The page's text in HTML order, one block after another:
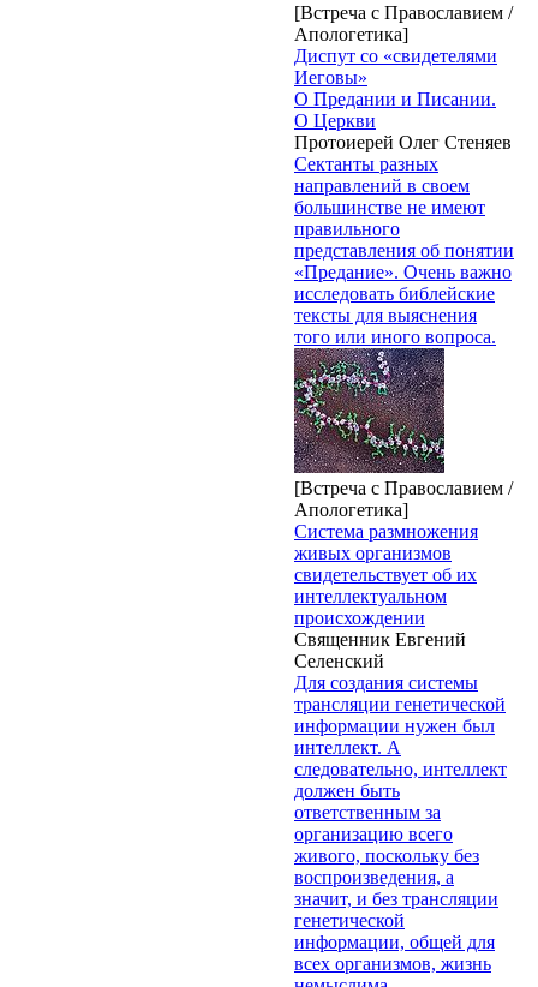
[Встреча с Православием /
Апологетика]
Диспут со «свидетелями
Иеговы»
О Предании и Писании.
О Церкви
Протоиерей Олег Стеняев
Сектанты разных
направлений в своем
большинстве не имеют
правильного
представления об понятии
«Предание». Очень важно
исследовать библейские
тексты для выяснения
того или иного вопроса.
[Встреча с Православием /
Апологетика]
Система размножения
живых организмов
свидетельствует об их
интеллектуальном
происхождении
Священник Евгений
Селенский
Для создания системы
трансляции генетической
информации нужен был
интеллект. А
следовательно, интеллект
должен быть
ответственным за
организацию всего
живого, поскольку без
воспроизведения, а
значит, и без трансляции
генетической
информации, общей для
всех организмов, жизнь